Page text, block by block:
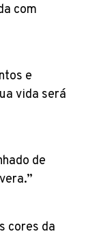
com
e
vida será
de
cores da